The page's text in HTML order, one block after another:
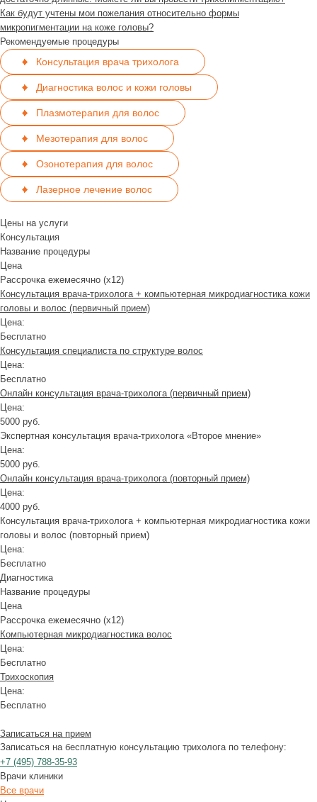
Как будут учтены мои пожелания относительно формы
микропигментации на коже головы?
Рекомендуемые процедуры
Консультация врача трихолога
Диагностика волос и кожи головы
Плазмотерапия для волос
Мезотерапия для волос
Озонотерапия для волос
Лазерное лечение волос
Цены на услуги
Консультация
Название процедуры
Цена
Рассрочка ежемесячно (x12)
Консультация врача-трихолога + компьютерная микродиагностика кожи
головы и волос (первичный прием)
Цена:
Бесплатно
Консультация специалиста по структуре волос
Цена:
Бесплатно
Онлайн консультация врача-трихолога (первичный прием)
Цена:
5000 руб.
Экспертная консультация врача-трихолога «Второе мнение»
Цена:
5000 руб.
Онлайн консультация врача-трихолога (повторный прием)
Цена:
4000 руб.
Консультация врача-трихолога + компьютерная микродиагностика кожи
головы и волос (повторный прием)
Цена:
Бесплатно
Диагностика
Название процедуры
Цена
Рассрочка ежемесячно (x12)
Компьютерная микродиагностика волос
Цена:
Бесплатно
Трихоскопия
Цена:
Бесплатно
Записаться на прием
Записаться на бесплатную консультацию трихолога по телефону:
+7 (495) 788-35-93
Врачи клиники
Все врачи